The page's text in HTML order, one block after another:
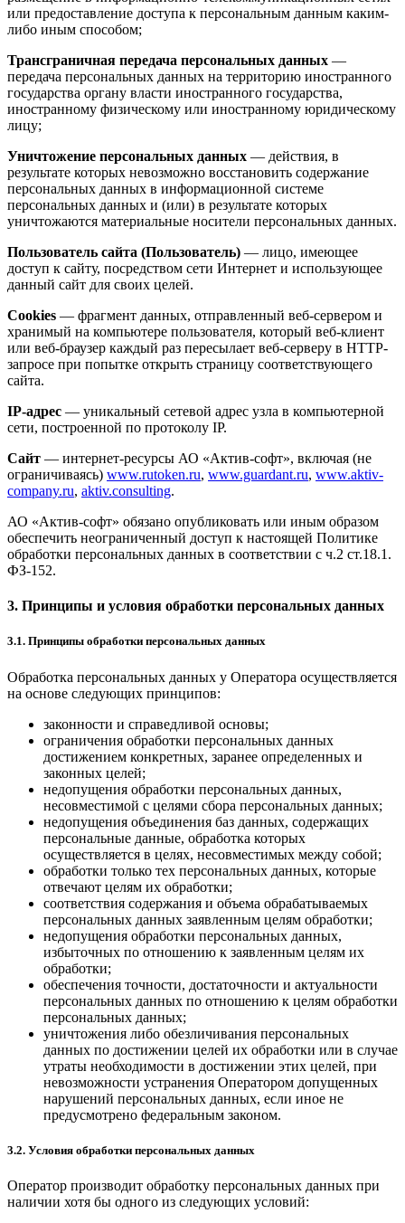
или предоставление доступа к персональным данным каким-
либо иным способом;
Трансграничная передача персональных данных —
передача персональных данных на территорию иностранного
государства органу власти иностранного государства,
иностранному физическому или иностранному юридическому
лицу;
Уничтожение персональных данных — действия, в
результате которых невозможно восстановить содержание
персональных данных в информационной системе
персональных данных и (или) в результате которых
уничтожаются материальные носители персональных данных.
Пользователь сайта (Пользователь) — лицо, имеющее
доступ к сайту, посредством сети Интернет и использующее
данный сайт для своих целей.
Cookies — фрагмент данных, отправленный веб-сервером и
хранимый на компьютере пользователя, который веб-клиент
или веб-браузер каждый раз пересылает веб-серверу в HTTP-
запросе при попытке открыть страницу соответствующего
сайта.
IP-адрес — уникальный сетевой адрес узла в компьютерной
сети, построенной по протоколу IP.
Сайт — интернет-ресурсы АО «Актив-софт», включая (не
ограничиваясь) www.rutoken.ru, www.guardant.ru, www.aktiv-
company.ru, aktiv.consulting.
АО «Актив-софт» обязано опубликовать или иным образом
обеспечить неограниченный доступ к настоящей Политике
обработки персональных данных в соответствии с ч.2 ст.18.1.
ФЗ-152.
3. Принципы и условия обработки персональных данных
3.1. Принципы обработки персональных данных
Обработка персональных данных у Оператора осуществляется
на основе следующих принципов:
законности и справедливой основы;
ограничения обработки персональных данных
достижением конкретных, заранее определенных и
законных целей;
недопущения обработки персональных данных,
несовместимой с целями сбора персональных данных;
недопущения объединения баз данных, содержащих
персональные данные, обработка которых
осуществляется в целях, несовместимых между собой;
обработки только тех персональных данных, которые
отвечают целям их обработки;
соответствия содержания и объема обрабатываемых
персональных данных заявленным целям обработки;
недопущения обработки персональных данных,
избыточных по отношению к заявленным целям их
обработки;
обеспечения точности, достаточности и актуальности
персональных данных по отношению к целям обработки
персональных данных;
уничтожения либо обезличивания персональных
данных по достижении целей их обработки или в случае
утраты необходимости в достижении этих целей, при
невозможности устранения Оператором допущенных
нарушений персональных данных, если иное не
предусмотрено федеральным законом.
3.2. Условия обработки персональных данных
Оператор производит обработку персональных данных при
наличии хотя бы одного из следующих условий: